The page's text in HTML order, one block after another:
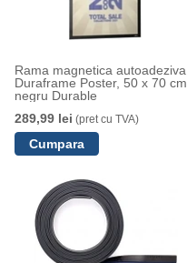
Rama magnetica autoadeziva,
Duraframe Poster, 50 x 70 cm,
negru Durable
289,99 lei (pret cu TVA)